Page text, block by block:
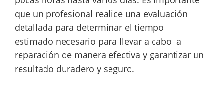
que un profesional realice una evaluación
detallada para determinar el tiempo
estimado necesario para llevar a cabo la
reparación de manera efectiva y garantizar un
resultado duradero y seguro.